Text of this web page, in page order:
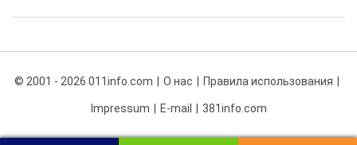
© 2001 - 2026 011info.com О нас Правила использования
Impressum E-mail 381info.com